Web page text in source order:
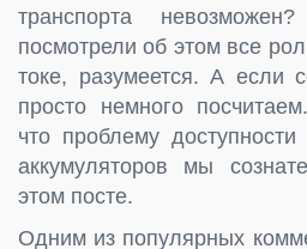
транспорта
посмотрели об этом все
токе, разумеется. А если
просто немного
что проблему
аккумуляторов мы
этом посте.
Одним из популярных